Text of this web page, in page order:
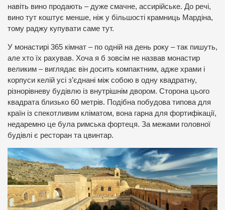
навіть вино продають – дуже смачне, ассирійське. До речі,
вино тут коштує менше, ніж у більшості крамниць Мардіна,
тому раджу купувати саме тут.
У монастирі 365 кімнат – по одній на день року – так пишуть,
але хто їх рахував. Хоча я б зовсім не назвав монастир
великим – виглядає він досить компактним, адже храми і
корпуси келій усі з’єднані між собою в одну квадратну,
різнорівневу будівлю із внутрішнім двором. Сторона цього
квадрата близько 60 метрів. Подібна побудова типова для
країн із спекотливим кліматом, вона гарна для фортифікації,
недаремно це була римська фортеця. За межами головної
будівлі є ресторан та цвинтар.